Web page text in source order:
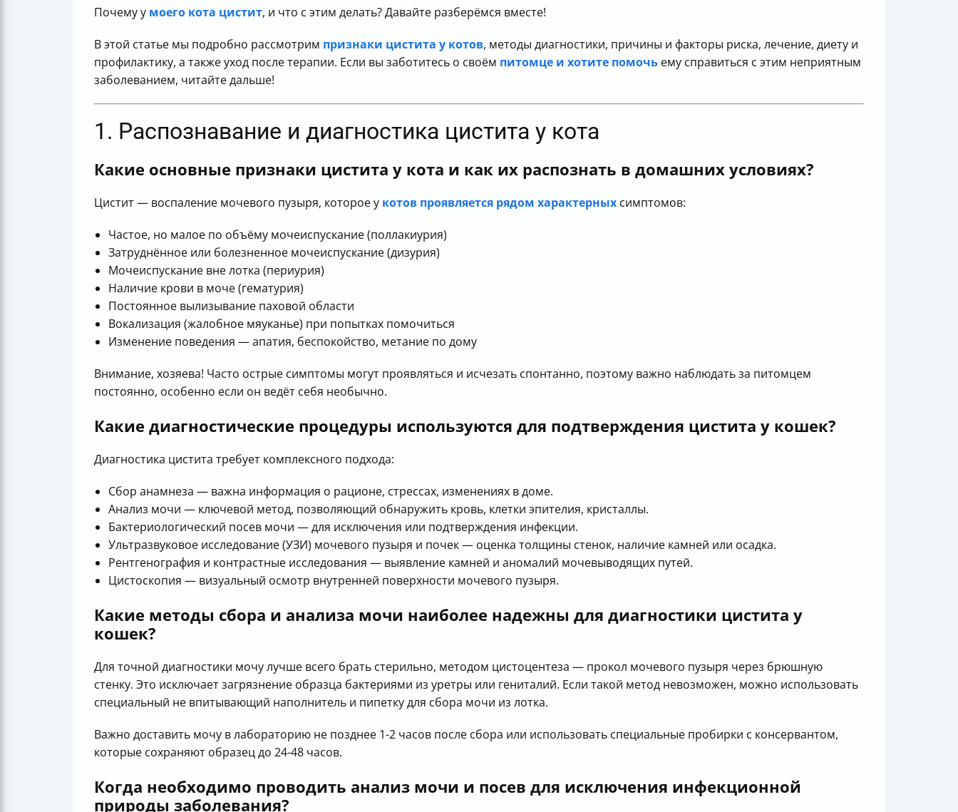
Почему у моего кота цистит, и что с этим делать? Давайте разберёмся вместе!
В этой статье мы подробно рассмотрим признаки цистита у котов, методы диагностики, причины и факторы риска, лечение, диету и
профилактику, а также уход после терапии. Если вы заботитесь о своём питомце и хотите помочь ему справиться с этим неприятным
заболеванием, читайте дальше!
1. Распознавание и диагностика цистита у кота
Какие основные признаки цистита у кота и как их распознать в домашних условиях?
Цистит — воспаление мочевого пузыря, которое у котов проявляется рядом характерных симптомов:
Частое, но малое по объёму мочеиспускание (поллакиурия)
Затруднённое или болезненное мочеиспускание (дизурия)
Мочеиспускание вне лотка (периурия)
Наличие крови в моче (гематурия)
Постоянное вылизывание паховой области
Вокализация (жалобное мяуканье) при попытках помочиться
Изменение поведения — апатия, беспокойство, метание по дому
Внимание, хозяева! Часто острые симптомы могут проявляться и исчезать спонтанно, поэтому важно наблюдать за питомцем
постоянно, особенно если он ведёт себя необычно.
Какие диагностические процедуры используются для подтверждения цистита у кошек?
Диагностика цистита требует комплексного подхода:
Сбор анамнеза — важна информация о рационе, стрессах, изменениях в доме.
Анализ мочи — ключевой метод, позволяющий обнаружить кровь, клетки эпителия, кристаллы.
Бактериологический посев мочи — для исключения или подтверждения инфекции.
Ультразвуковое исследование (УЗИ) мочевого пузыря и почек — оценка толщины стенок, наличие камней или осадка.
Рентгенография и контрастные исследования — выявление камней и аномалий мочевыводящих путей.
Цистоскопия — визуальный осмотр внутренней поверхности мочевого пузыря.
Какие методы сбора и анализа мочи наиболее надежны для диагностики цистита у
кошек?
Для точной диагностики мочу лучше всего брать стерильно, методом цистоцентеза — прокол мочевого пузыря через брюшную
стенку. Это исключает загрязнение образца бактериями из уретры или гениталий. Если такой метод невозможен, можно использовать
специальный не впитывающий наполнитель и пипетку для сбора мочи из лотка.
Важно доставить мочу в лабораторию не позднее 1-2 часов после сбора или использовать специальные пробирки с консервантом,
которые сохраняют образец до 24-48 часов.
Когда необходимо проводить анализ мочи и посев для исключения инфекционной
природы заболевания?